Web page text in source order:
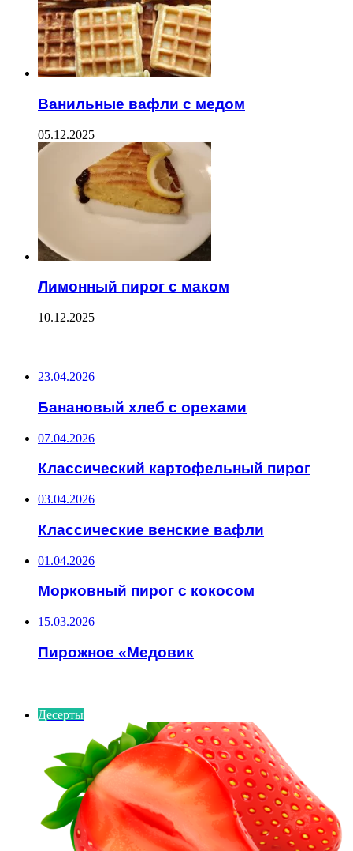
Ванильные вафли с медом
05.12.2025
Лимонный пирог с маком
10.12.2025
23.04.2026
Банановый хлеб с орехами
07.04.2026
Классический картофельный пирог
03.04.2026
Классические венские вафли
01.04.2026
Морковный пирог с кокосом
15.03.2026
Пирожное «Медовик
Десерты